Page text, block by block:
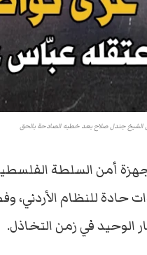
الشيخ جندل صلاح بعد خطبه الصادحة بالحق
أمن السلطة
حادة للنظام الأردني،
الوحيد في زمن التخاذل.